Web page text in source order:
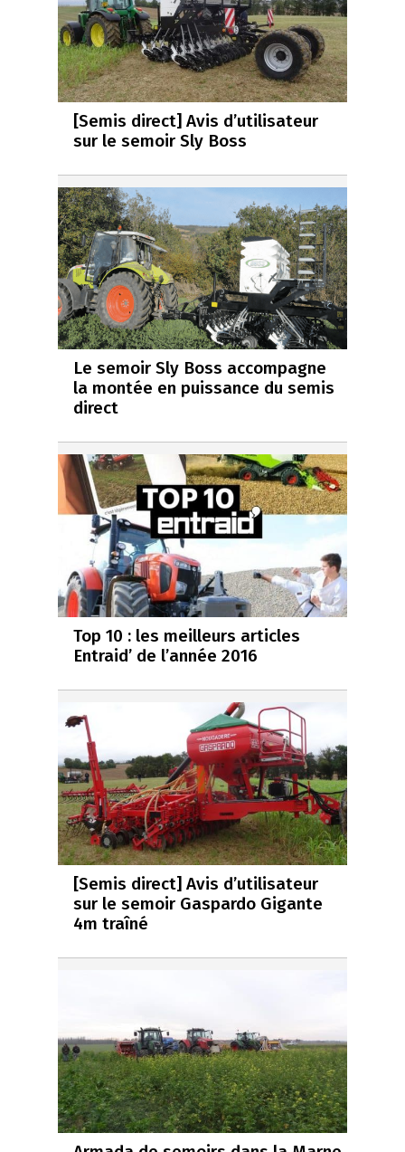
[Semis direct] Avis d’utilisateur
sur le semoir Sly Boss
Le semoir Sly Boss accompagne
la montée en puissance du semis
direct
Top 10 : les meilleurs articles
Entraid’ de l’année 2016
[Semis direct] Avis d’utilisateur
sur le semoir Gaspardo Gigante
4m traîné